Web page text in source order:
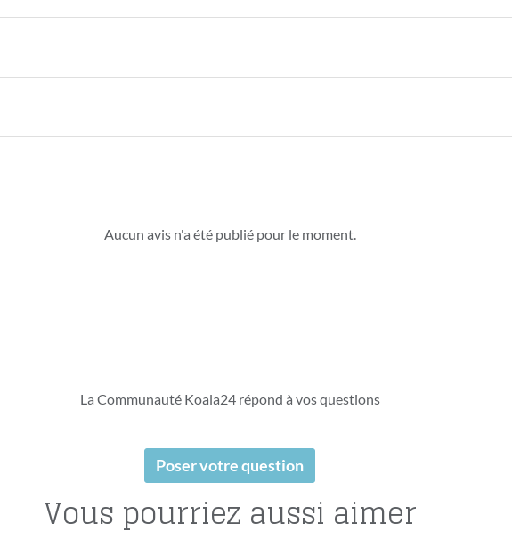
Aucun avis n'a été publié pour le moment.
La Communauté Koala24 répond à vos questions
Poser votre question
Vous pourriez aussi aimer